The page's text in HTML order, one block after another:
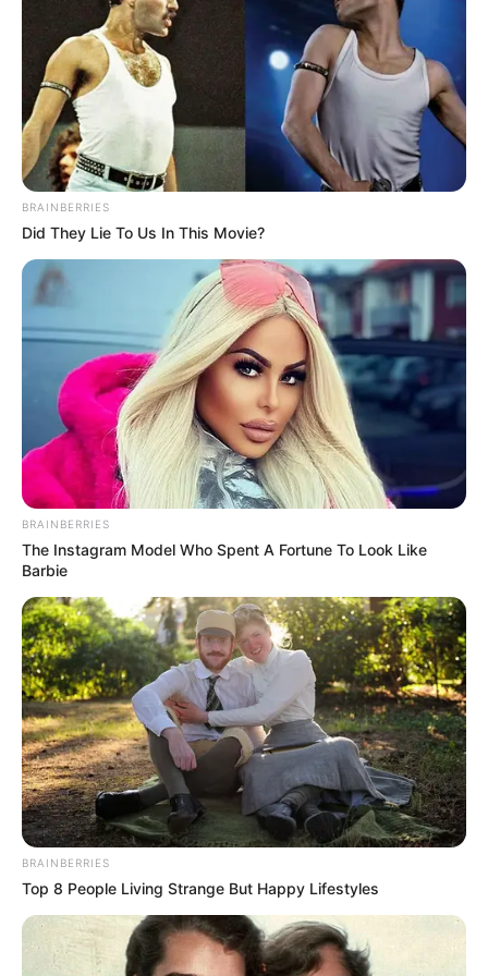
el envío de maquinaria amarilla para intervenir los puntos
más afectados en esta región del páramo. “La situación
es compleja por la continuidad de las lluvias, pero
estamos trabajando para restablecer la movilidad y
proteger a la población”, expresó.
COMPARTIR
TEMAS RELACIONADOS
LLUVIAS
MANTÉNGASE EN ALERTA
Tenemos todas las noticias que le
ACTIVAR AHORA
TEMAS DESTACADOS
CIERRES VIALES EN BUCARAMANGA
TRANSVERSAL DEL CARARE
FLORIDABLANCA
LLUVIAS EN SANTANDER
CIERRES VIALES EN SANTANDER
BRAINBERRIES
Did They Lie To Us In This Movie?
BRAINBERRIES
The Instagram Model Who Spent A Fortune To Look Like
Barbie
BRAINBERRIES
Top 8 People Living Strange But Happy Lifestyles